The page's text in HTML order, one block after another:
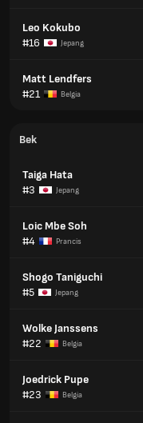
Leo Kokubo
#16
Jepang
Matt Lendfers
#21
Belgia
Bek
Taiga Hata
#3
Jepang
Loic Mbe Soh
#4
Prancis
Shogo Taniguchi
#5
Jepang
Wolke Janssens
#22
Belgia
Joedrick Pupe
#23
Belgia